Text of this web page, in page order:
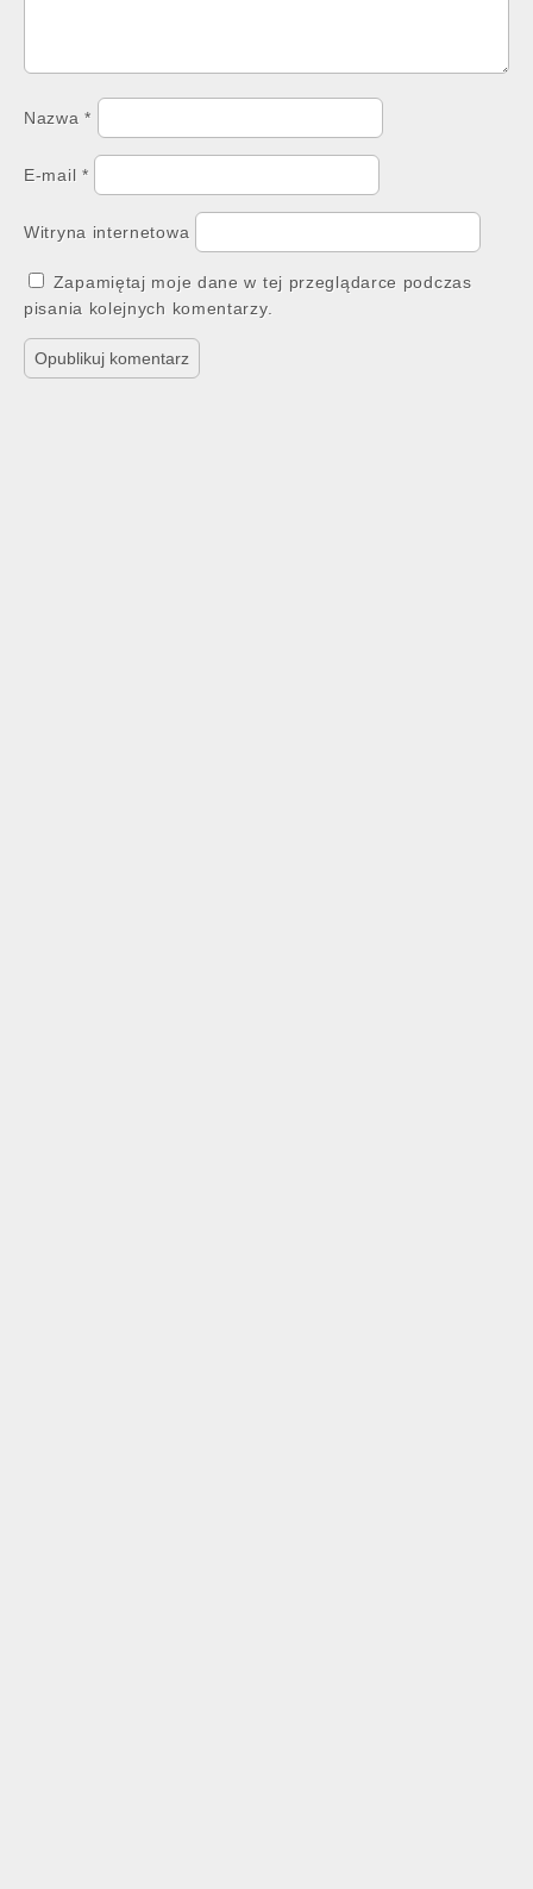
Nazwa*
E-mail *
Witryna internetowa
Zapamiętaj moje dane w tej przeglądarce podczas
pisania kolejnych komentarzy.